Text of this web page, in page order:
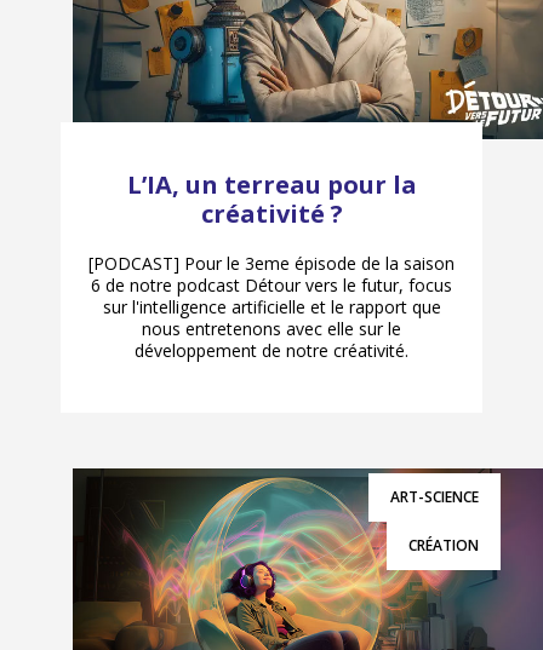
L’IA, un terreau pour la
créativité ?
[PODCAST] Pour le 3eme épisode de la saison
6 de notre podcast Détour vers le futur, focus
sur l'intelligence artificielle et le rapport que
nous entretenons avec elle sur le
développement de notre créativité.
ART-SCIENCE
CRÉATION